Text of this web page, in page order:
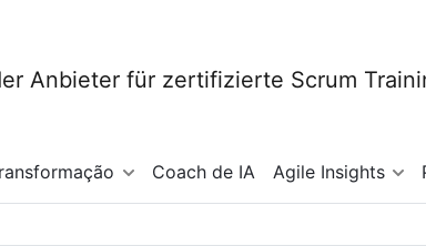
Coach de IA Agile Insights